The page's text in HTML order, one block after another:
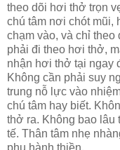
theo dõi hơi thở trọn
chú tâm nơi chót mũi,
chạm vào, và chỉ
phải đi theo hơi thở,
nhận hơi thở tại ngay
Không cần phải suy
trung nỗ lực vào
chú tâm hay biết.
thở ra. Không bao lâu
tế. Thân tâm nhẹ
phu hành thiền.